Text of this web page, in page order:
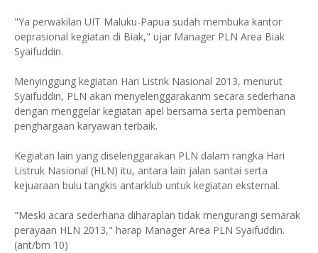
"Ya perwakilan UIT Maluku-Papua sudah membuka kantor
oeprasional kegiatan di Biak," ujar Manager PLN Area Biak
Syaifuddin.
Menyinggung kegiatan Hari Listrik Nasional 2013, menurut
Syaifuddin, PLN akan menyelenggarakanm secara sederhana
dengan menggelar kegiatan apel bersama serta pemberian
penghargaan karyawan terbaik.
Kegiatan lain yang diselenggarakan PLN dalam rangka Hari
Listruk Nasional (HLN) itu, antara lain jalan santai serta
kejuaraan bulu tangkis antarklub untuk kegiatan eksternal.
"Meski acara sederhana diharaplan tidak mengurangi semarak
perayaan HLN 2013," harap Manager Area PLN Syaifuddin.
(ant/bm 10)